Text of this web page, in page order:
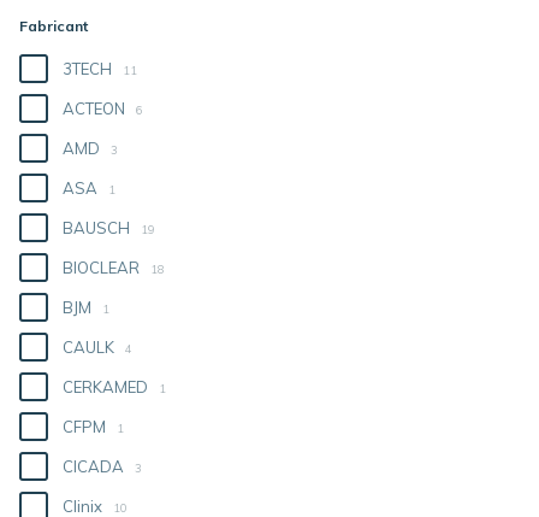
Fabricant
3TECH 11
ACTEON 6
AMD 3
ASA 1
BAUSCH 19
BIOCLEAR 18
BJM 1
CAULK 4
CERKAMED 1
CFPM 1
CICADA 3
Clinix 10